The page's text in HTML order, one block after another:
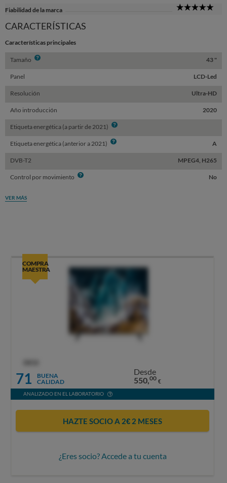
Fiabilidad de la marca
CARACTERÍSTICAS
Características principales
Tamaño Info 43 "
Panel LCD-Led
Resolución Ultra-HD
Año introducción 2020
Etiqueta energética (a partir de 2021) Info
Etiqueta energética (anterior a 2021) Info A
DVB-T2 MPEG4, H265
Control por movimiento Info No
VER MÁS
COMPRA
MAESTRA
71
BUENA
CALIDAD
Desde
550,00 €
ANALIZADO EN EL LABORATORIO
HAZTE SOCIO A 2€ 2 MESES
¿Eres socio? Accede a tu cuenta